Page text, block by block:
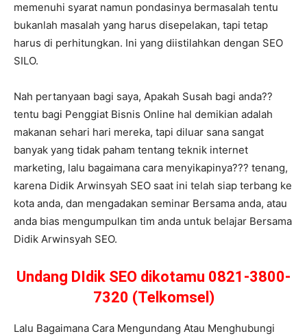
memenuhi syarat namun pondasinya bermasalah tentu
bukanlah masalah yang harus disepelakan, tapi tetap
harus di perhitungkan. Ini yang diistilahkan dengan SEO
SILO.
Nah pertanyaan bagi saya, Apakah Susah bagi anda??
tentu bagi Penggiat Bisnis Online hal demikian adalah
makanan sehari hari mereka, tapi diluar sana sangat
banyak yang tidak paham tentang teknik internet
marketing, lalu bagaimana cara menyikapinya??? tenang,
karena Didik Arwinsyah SEO saat ini telah siap terbang ke
kota anda, dan mengadakan seminar Bersama anda, atau
anda bias mengumpulkan tim anda untuk belajar Bersama
Didik Arwinsyah SEO.
Undang DIdik SEO dikotamu 0821-3800-
7320 (Telkomsel)
Lalu Bagaimana Cara Mengundang Atau Menghubungi